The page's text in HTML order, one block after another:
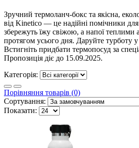
Зручний термоланч-бокс та якісна,
від Kinetico — це надійні помічники
збережуть їжу свіжою, а напої теплими
протягом усього дня. Даруйте турботу у
Встигніть придбати термопосуд за
Пропозиція діє до 15.09.2025.
Категорія:
Порівняння товарів (0)
Сортування:
Показати: